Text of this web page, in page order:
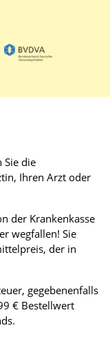
Sie die
Ihren Arzt oder
der Krankenkasse
wegfallen! Sie
der in
gegebenenfalls
€ Bestellwert